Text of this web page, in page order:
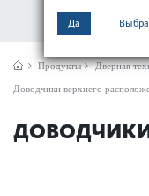
Да
МЕНЮ
Продукты Дверная
Доводчики верхнего